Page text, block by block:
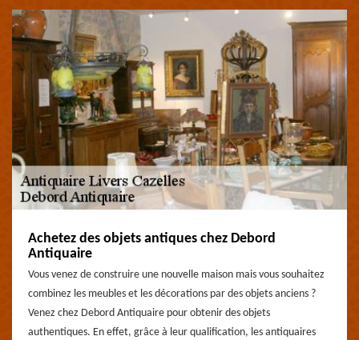
Achetez des objets antiques chez Debord
Antiquaire
Vous venez de construire une nouvelle maison mais vous souhaitez
combinez les meubles et les décorations par des objets anciens ?
Venez chez Debord Antiquaire pour obtenir des objets
authentiques. En effet, grâce à leur qualification, les antiquaires